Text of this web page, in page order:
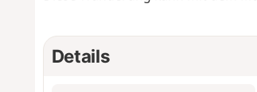
Details